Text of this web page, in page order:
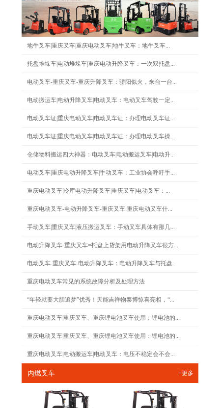
地牛叉车|重庆叉车|重庆电动叉车|地牛叉车：地牛叉车...
托盘堆垛车|电动堆垛车|重庆电动升降叉车：一次双托盘...
电动叉车-重庆叉车-重庆升降叉车：骄阳似火，来台一台...
电动搬运车|电动升降叉车|电动叉车：电动叉车驾驶一定...
电动叉车证|重庆电动叉车|电动叉车证：办理电动叉车证...
电动叉车证|重庆电动叉车|电动叉车证：办理电动叉车操...
仓储物料搬运四大神器：电动叉车|电动搬运叉车|电动升...
电动叉车|重庆电动升降叉车|手动叉车：工业协会呼吁手...
重庆电动叉车|冷库电动升降叉车|重庆叉车|电动叉车：...
重庆电动叉车-电动升降叉车-重庆叉车:重庆电动叉车什...
手动叉车|重庆叉车|液压搬运叉车：手动叉车具体有那几...
电动升降叉车-重庆叉车=托盘上货架用电动升降叉车很方...
电动叉车-重庆叉车-电动升降叉车：电动升降叉车与托盘...
重庆电动叉车常见的系统故障分析及处理方法
“年轻就要大胆追梦”优秀！天能吉祥物泰博惊喜亮相，“...
重庆电动叉车|重庆叉车、重庆锂电池叉车使用：锂电池的...
重庆电动叉车|重庆叉车、重庆锂电池叉车使用：锂电池的...
重庆电动叉车|电动搬运车|电动叉车：电压不稳定会不会...
内燃叉车 +更多